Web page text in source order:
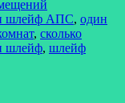
шлейф АПС, один
, сколько
шлейф, шлейф